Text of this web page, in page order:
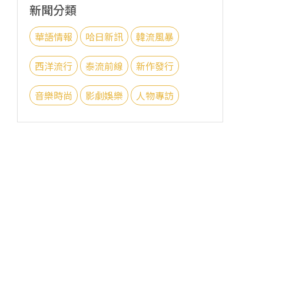
新聞分類
華語情報 哈日新訊 韓流風暴
西洋流行 泰流前線 新作發行
音樂時尚 影劇娛樂 人物專訪